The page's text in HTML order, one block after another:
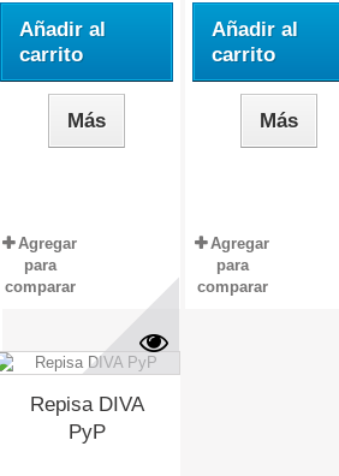
Añadir al
carrito
Más
Agregar
para
comparar
Añadir al
carrito
Más
Agregar
para
comparar
Repisa DIVA
PyP